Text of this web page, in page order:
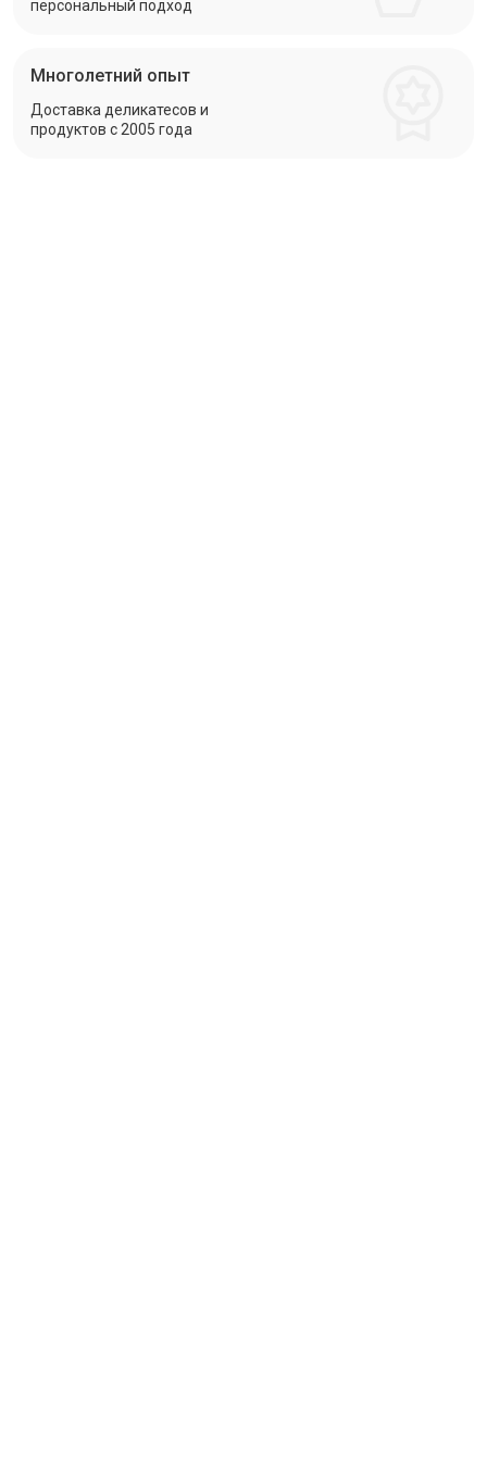
персональный подход
Многолетний опыт
Доставка деликатесов и
продуктов с 2005 года